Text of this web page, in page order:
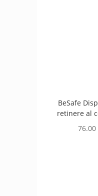
BeSafe
retinere al
76.00